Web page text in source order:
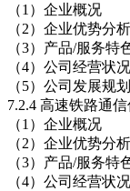
（1）企业概况
（2）企业优势分析
（3）产品/服务特
（4）公司经营状况
（5）公司发展规划
7.2.4 高速铁路通
（1）企业概况
（2）企业优势分析
（3）产品/服务特
（4）公司经营状况